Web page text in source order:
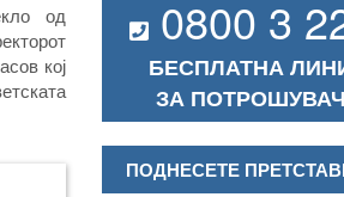
од
кој
0800 3
БЕСПЛАТНА
ЗА
ПОДНЕСЕТЕ